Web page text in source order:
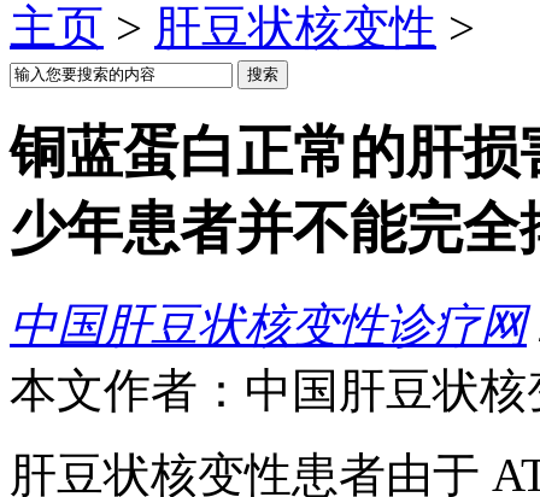
主页 > 肝豆状核变性 >
铜蓝蛋白正常的肝
少年患者并不能完
中国肝豆状核变性诊疗网
本文作者：中国肝豆状
肝豆状核变性患者由于